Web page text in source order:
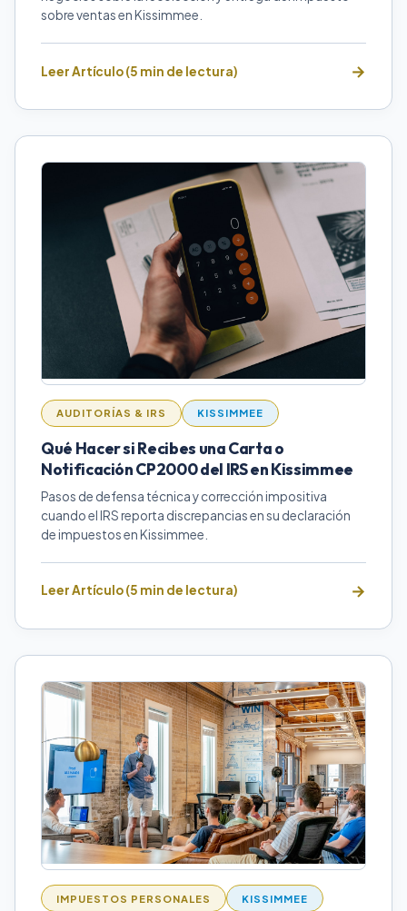
sobre ventas en Kissimmee.
Leer Artículo (5 min de lectura)
AUDITORÍAS & IRS KISSIMMEE
Qué Hacer si Recibes una Carta o
Notificación CP2000 del IRS en Kissimmee
Pasos de defensa técnica y corrección impositiva
cuando el IRS reporta discrepancias en su declaración
de impuestos en Kissimmee.
Leer Artículo (5 min de lectura)
IMPUESTOS PERSONALES KISSIMMEE